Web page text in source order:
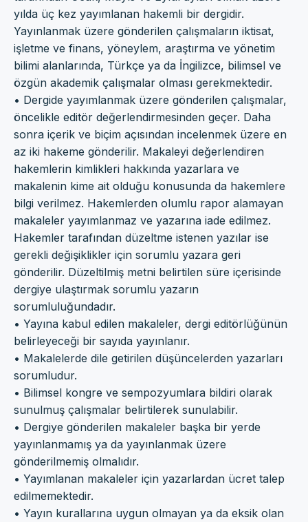
yılda üç kez yayımlanan hakemli bir dergidir.
Yayınlanmak üzere gönderilen çalışmaların iktisat,
işletme ve finans, yöneylem, araştırma ve yönetim
bilimi alanlarında, Türkçe ya da İngilizce, bilimsel ve
özgün akademik çalışmalar olması gerekmektedir.
• Dergide yayımlanmak üzere gönderilen çalışmalar,
öncelikle editör değerlendirmesinden geçer. Daha
sonra içerik ve biçim açısından incelenmek üzere en
az iki hakeme gönderilir. Makaleyi değerlendiren
hakemlerin kimlikleri hakkında yazarlara ve
makalenin kime ait olduğu konusunda da hakemlere
bilgi verilmez. Hakemlerden olumlu rapor alamayan
makaleler yayımlanmaz ve yazarına iade edilmez.
Hakemler tarafından düzeltme istenen yazılar ise
gerekli değişiklikler için sorumlu yazara geri
gönderilir. Düzeltilmiş metni belirtilen süre içerisinde
dergiye ulaştırmak sorumlu yazarın
sorumluluğundadır.
• Yayına kabul edilen makaleler, dergi editörlüğünün
belirleyeceği bir sayıda yayınlanır.
• Makalelerde dile getirilen düşüncelerden yazarları
sorumludur.
• Bilimsel kongre ve sempozyumlara bildiri olarak
sunulmuş çalışmalar belirtilerek sunulabilir.
• Dergiye gönderilen makaleler başka bir yerde
yayınlanmamış ya da yayınlanmak üzere
gönderilmemiş olmalıdır.
• Yayımlanan makaleler için yazarlardan ücret talep
edilmemektedir.
• Yayın kurallarına uygun olmayan ya da eksik olan